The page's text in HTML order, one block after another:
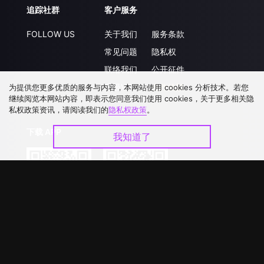
追踪社群
FOLLOW US
客户服务
关于我们
常见问题
联络我们
升级VIP
服务条款
隐私权
公开征件
合作洽談
为提供您更多优质的服务与内容，本网站使用 cookies 分析技术。若您
继续阅览本网站内容，即表示您同意我们使用 cookies，关于更多相关隐
私权政策资讯，请阅读我们的隐私权政策。
我知道了